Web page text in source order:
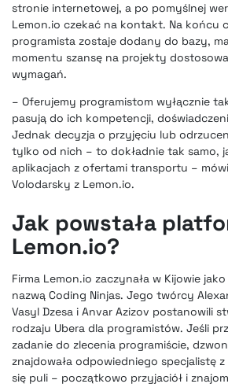
stronie internetowej, a po pomyślnej
Lemon.io czekać na kontakt. Na końcu
programista zostaje dodany do bazy,
momentu szansę na projekty
wymagań.
– Oferujemy programistom wyłącznie
pasują do ich kompetencji,
Jednak decyzja o przyjęciu lub
tylko od nich – to dokładnie tak samo,
aplikacjach z ofertami transportu –
Volodarsky z Lemon.io.
Jak powstała
Lemon.io?
Firma Lemon.io zaczynała w Kijowie
nazwą Coding Ninjas. Jego twórcy
Vasyl Dzesa i Anvar Azizov postanowili
rodzaju Ubera dla programistów. Jeśli
zadanie do zlecenia programiście,
znajdowała odpowiedniego specjalistę
się puli – początkowo przyjaciół i